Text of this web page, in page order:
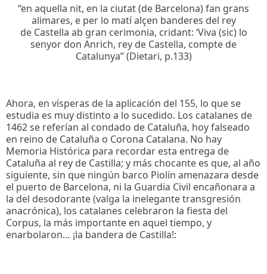
“en aquella nit, en la ciutat (de Barcelona) fan grans
alimares, e per lo matí alçen banderes del rey
de Castella ab gran cerimonia, cridant: ‘Viva (sic) lo
senyor don Anrich, rey de Castella, compte de
Catalunya” (Dietari, p.133)
Ahora, en vísperas de la aplicación del 155, lo que se
estudia es muy distinto a lo sucedido. Los catalanes de
1462 se referían al condado de Cataluña, hoy falseado
en reino de Cataluña o Corona Catalana. No hay
Memoria Histórica para recordar esta entrega de
Cataluña al rey de Castilla; y más chocante es que, al año
siguiente, sin que ningún barco Piolín amenazara desde
el puerto de Barcelona, ni la Guardia Civil encañonara a
la del desodorante (valga la inelegante transgresión
anacrónica), los catalanes celebraron la fiesta del
Corpus, la más importante en aquel tiempo, y
enarbolaron… ¡la bandera de Castilla!: